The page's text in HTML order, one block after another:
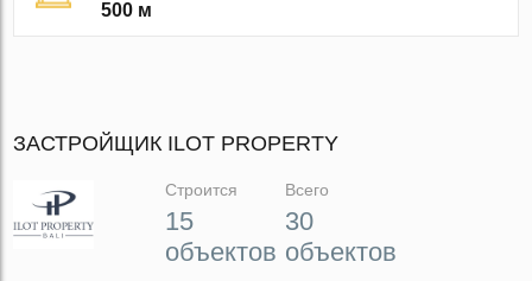
500 м
ЗАСТРОЙЩИК ILOT PROPERTY
Строится
15
объектов
Всего
30
объектов